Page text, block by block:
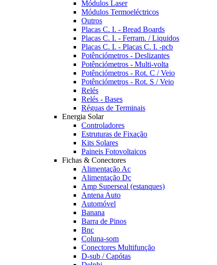
Módulos Laser
Módulos Termoeléctricos
Outros
Placas C. I. - Bread Boards
Placas C. I. - Ferram. / Liquidos
Placas C. I. - Placas C. I. -pcb
Potênciómetros - Deslizantes
Potênciómetros - Multi-volta
Potênciómetros - Rot. C / Veio
Potênciómetros - Rot. S / Veio
Relés
Relés - Bases
Réguas de Terminais
Energia Solar
Controladores
Estruturas de Fixação
Kits Solares
Paineis Fotovoltaicos
Fichas & Conectores
Alimentação Ac
Alimentação Dc
Amp Superseal (estanques)
Antena Auto
Automóvel
Banana
Barra de Pinos
Bnc
Coluna-som
Conectores Multifunção
D-sub / Capótas